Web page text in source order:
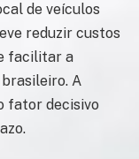
de veículos
reduzir custos
facilitar a
A
fator decisivo